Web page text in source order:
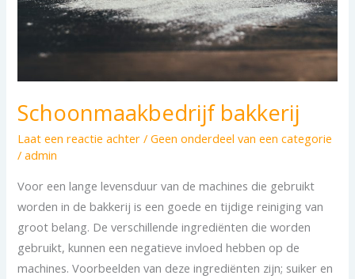
Schoonmaakbedrijf bakkerij
Laat een reactie achter /Geen onderdeel van een categorie
/admin
Voor een lange levensduur van de machines die gebruikt
worden in de bakkerij is een goede en tijdige reiniging van
groot belang. De verschillende ingrediënten die worden
gebruikt, kunnen een negatieve invloed hebben op de
machines. Voorbeelden van deze ingrediënten zijn; suiker en